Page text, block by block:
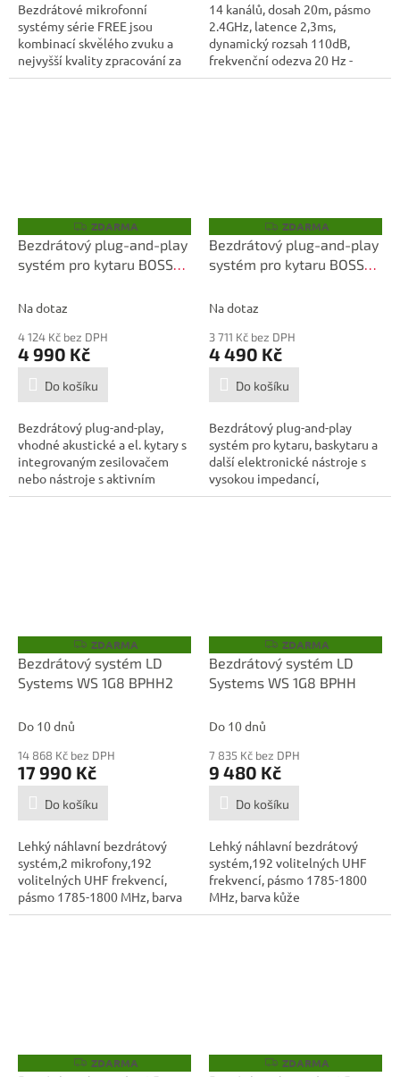
Bezdrátové mikrofonní
systémy série FREE jsou
kombinací skvělého zvuku a
nejvyšší kvality zpracování za
dostupnou...
14 kanálů, dosah 20m, pásmo
2.4GHz, latence 2,3ms,
dynamický rozsah 110dB,
frekvenční odezva 20 Hz -
20kHz, funkce...
Z
D
A
R
ZDARMA
Bezdrátový plug-and-play
systém pro kytaru BOSS
Na dotaz
4 124 Kč bez DPH
4 990 Kč
Do košíku
Bezdrátový plug-and-play,
vhodné akustické a el. kytary s
integrovaným zesilovačem
nebo nástroje s aktivním
snímačem,...
Z
D
A
R
ZDARMA
Bezdrátový plug-and-play
systém pro kytaru BOSS
Na dotaz
3 711 Kč bez DPH
4 490 Kč
Do košíku
Bezdrátový plug-and-play
systém pro kytaru, baskytaru a
další elektronické nástroje s
vysokou impedancí,
frekvenční...
Z
D
A
R
ZDARMA
Bezdrátový systém LD
Systems WS 1G8 BPHH2
Do 10 dnů
14 868 Kč bez DPH
17 990 Kč
Do košíku
Lehký náhlavní bezdrátový
systém,2 mikrofony,192
volitelných UHF frekvencí,
pásmo 1785-1800 MHz, barva
kůže
Z
D
A
R
ZDARMA
Bezdrátový systém LD
Systems WS 1G8 BPHH
Do 10 dnů
7 835 Kč bez DPH
9 480 Kč
Do košíku
Lehký náhlavní bezdrátový
systém,192 volitelných UHF
frekvencí, pásmo 1785-1800
MHz, barva kůže
ZZDARMA
ZZDARMA